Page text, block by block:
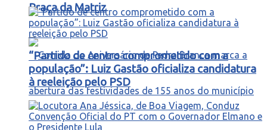
Praça da Matriz
“Partido de centro comprometido com a
população”: Luiz Gastão oficializa candidatura
à reeleição pelo PSD